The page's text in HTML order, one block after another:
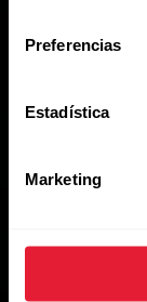
Preferencias
Estadística
Marketing